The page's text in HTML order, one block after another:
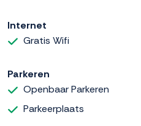
Internet
Gratis Wifi
Parkeren
Openbaar Parkeren
Parkeerplaats